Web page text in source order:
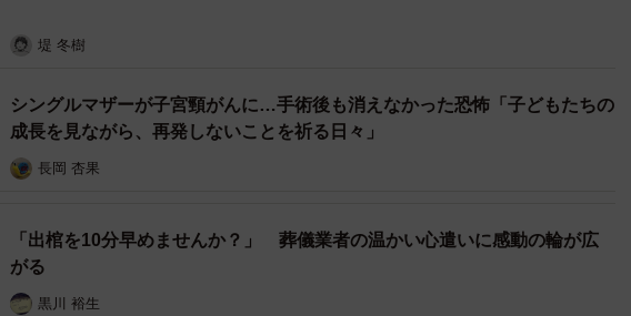
堤 冬樹
シングルマザーが子宮頸がんに…手術後も消えなかった恐怖「子どもたちの
成長を見ながら、再発しないことを祈る日々」
長岡 杏果
「出棺を10分早めませんか？」 葬儀業者の温かい心遣いに感動の輪が広
がる
黒川 裕生